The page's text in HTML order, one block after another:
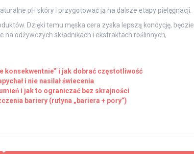
pH skóry i przygotować ją na dalsze etapy pielęgnacji.
Dzięki temu męska cera zyska lepszą kondycję, będzie
odżywczych składnikach i ekstraktach roślinnych,
konsekwentnie” i jak dobrać częstotliwość
i nie nasilał świecenia
i jak to ograniczać bez skrajności
bariery (rutyna „bariera + pory”)